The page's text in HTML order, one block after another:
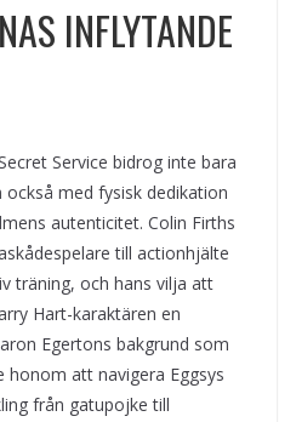
INFLYTANDE
Service bidrog inte bara
med fysisk dedikation
autenticitet. Colin Firths
till actionhjälte
träning, och hans vilja att
Hart-karaktären en
Egertons bakgrund som
honom att navigera Eggsys
från gatupojke till